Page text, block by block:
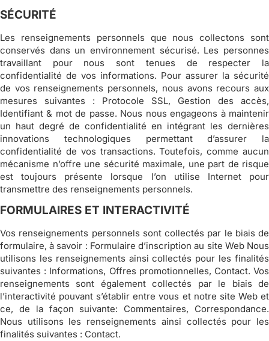
SÉCURITÉ
Les renseignements personnels que nous collectons sont
conservés dans un environnement sécurisé. Les personnes
travaillant pour nous sont tenues de respecter la
confidentialité de vos informations. Pour assurer la sécurité
de vos renseignements personnels, nous avons recours aux
mesures suivantes : Protocole SSL, Gestion des accès,
Identifiant & mot de passe. Nous nous engageons à maintenir
un haut degré de confidentialité en intégrant les dernières
innovations technologiques permettant d’assurer la
confidentialité de vos transactions. Toutefois, comme aucun
mécanisme n’offre une sécurité maximale, une part de risque
est toujours présente lorsque l’on utilise Internet pour
transmettre des renseignements personnels.
FORMULAIRES ET INTERACTIVITÉ
Vos renseignements personnels sont collectés par le biais de
formulaire, à savoir : Formulaire d’inscription au site Web Nous
utilisons les renseignements ainsi collectés pour les finalités
suivantes : Informations, Offres promotionnelles, Contact. Vos
renseignements sont également collectés par le biais de
l’interactivité pouvant s’établir entre vous et notre site Web et
ce, de la façon suivante: Commentaires, Correspondance.
Nous utilisons les renseignements ainsi collectés pour les
finalités suivantes : Contact.